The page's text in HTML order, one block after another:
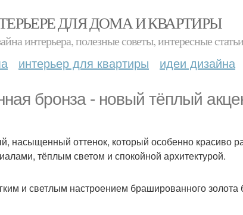
ДЛЯ ДОМА И КВАРТИРЫ
интерьера, полезные советы, интересные статьи
интерьер для квартиры идеи дизайна
бронза - новый тёплый
насыщенный оттенок, который особенно красиво
тёплым светом и спокойной архитектурой.
и светлым настроением брашированного золота